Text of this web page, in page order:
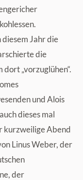
diesem Jahr die
die
„vorzuglühen“.
und Alois
dieses mal
kurzweilige Abend
Linus Weber, der
der